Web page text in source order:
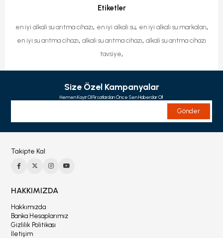
Etiketler
en iyi alkali su arıtma cihazı, en iyi alkali su, en iyi alkali su markaları,
en iyi su arıtma cihazı, alkali su arıtma cihazı, alkali su arıtma cihazı
tavsiye,
Size Özel Kampanyalar
Hemen Kayıt Ol Fırsatlardan Önce Sen Haberdar Ol!
Gönder
Takipte Kal
HAKKIMIZDA
Hakkımızda
Banka Hesaplarımız
Gizlilik Politikası
İletişim